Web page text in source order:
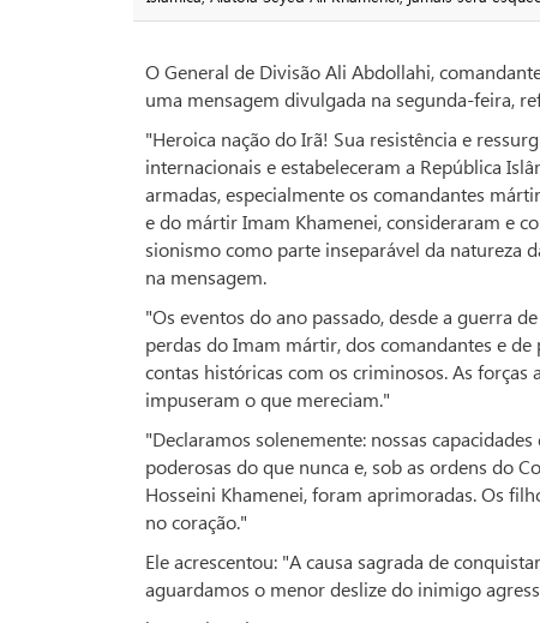
O General de Divisão Ali Abdollahi,
uma mensagem divulgada na segunda-feira,
"Heroica nação do Irã! Sua resistência e
internacionais e estabeleceram a República
armadas, especialmente os comandantes
e do mártir Imam Khamenei, consideraram e
sionismo como parte inseparável da natureza
na mensagem.
"Os eventos do ano passado, desde a guerra
perdas do Imam mártir, dos comandantes e
contas históricas com os criminosos. As forças
impuseram o que mereciam."
"Declaramos solenemente: nossas
poderosas do que nunca e, sob as ordens do
Hosseini Khamenei, foram aprimoradas. Os
no coração."
Ele acrescentou: "A causa sagrada de
aguardamos o menor deslize do inimigo